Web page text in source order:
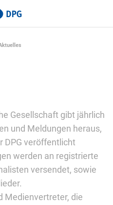
Gesellschaft gibt jährlich
und Meldungen heraus,
DPG veröffentlicht
werden an registrierte
versendet, sowie
Medienvertreter, die